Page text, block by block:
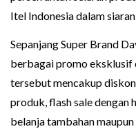
Itel Indonesia dalam
Sepanjang Super Brand
berbagai promo eksklusif
tersebut mencakup
produk, flash sale dengan
belanja tambahan